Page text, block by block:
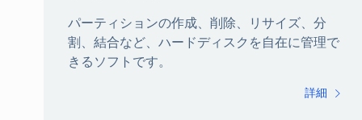
パーティションの作成、削除、リサイズ、分
割、結合など、ハードディスクを自在に管理で
きるソフトです。
詳細 